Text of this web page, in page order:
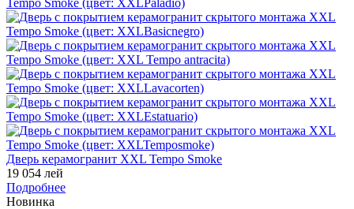
Дверь керамогранит XXL Tempo Smoke
19 054 лей
Подробнее
Новинка